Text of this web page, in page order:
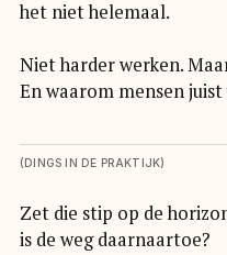
het niet helemaal.
Niet harder werken.
En waarom mensen
(DINGS IN DE PRAKTIJK)
Zet die stip op de
is de weg daarnaartoe?